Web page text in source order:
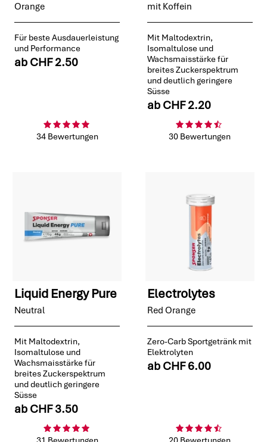
Orange
Für beste Ausdauerleistung
und Performance
ab CHF 2.50
34 Bewertungen
mit Koffein
Mit Maltodextrin,
Isomaltulose und
Wachsmaisstärke für
breites Zuckerspektrum
und deutlich geringere
Süsse
ab CHF 2.20
30 Bewertungen
Liquid Energy Pure
Neutral
Mit Maltodextrin,
Isomaltulose und
Wachsmaisstärke für
breites Zuckerspektrum
und deutlich geringere
Süsse
ab CHF 3.50
Electrolytes
Red Orange
Zero-Carb Sportgetränk mit
Elektrolyten
ab CHF 6.00